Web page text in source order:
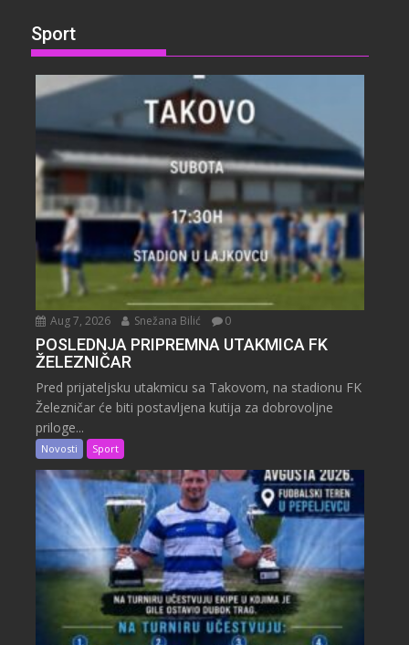
Sport
Aug 7, 2026 Snežana Bilić 0
POSLEDNJA PRIPREMNA UTAKMICA FK
ŽELEZNIČAR
Pred prijateljsku utakmicu sa Takovom, na stadionu FK
Železničar će biti postavljena kutija za dobrovoljne
priloge...
Novosti Sport